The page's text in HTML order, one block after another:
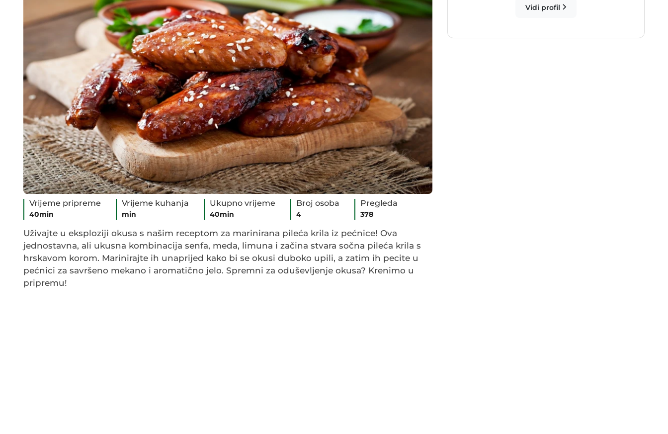
Vrijeme pripreme
40min
Vrijeme kuhanja
min
Ukupno vrijeme
40min
Broj osoba
4
Pregleda
378
Uživajte u eksploziji okusa s našim receptom za marinirana pileća krila iz pećnice! Ova
jednostavna, ali ukusna kombinacija senfa, meda, limuna i začina stvara sočna pileća krila s
hrskavom korom. Marinirajte ih unaprijed kako bi se okusi duboko upili, a zatim ih pecite u
pećnici za savršeno mekano i aromatično jelo. Spremni za oduševljenje okusa? Krenimo u
pripremu!
Vidi profil